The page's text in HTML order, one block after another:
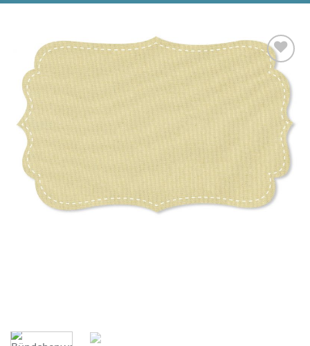
Auf die
Wunschliste